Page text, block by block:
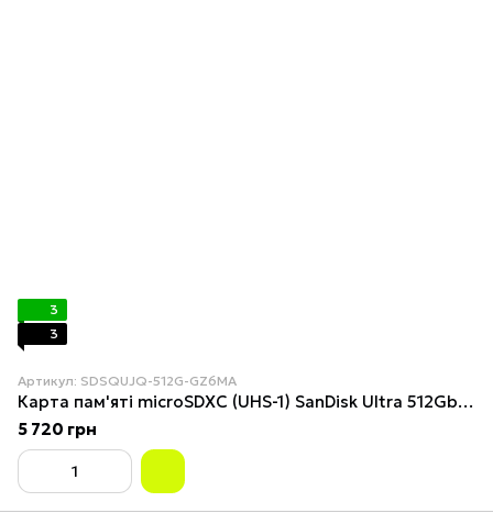
3
3
Артикул: SDSQUJQ-512G-GZ6MA
Карта пам'яті microSDXC (UHS-1) SanDisk Ultra 512Gb class 10 A1 (195Mb/s) (adapter SD)
5 720 грн